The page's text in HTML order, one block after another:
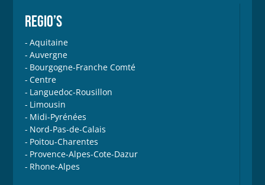
REGIO’S
Aquitaine
Auvergne
Bourgogne-Franche Comté
Centre
Languedoc-Rousillon
Limousin
Midi-Pyrénées
Nord-Pas-de-Calais
Poitou-Charentes
Provence-Alpes-Cote-Dazur
Rhone-Alpes